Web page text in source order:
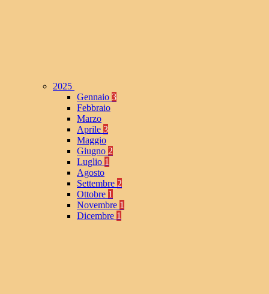
2025
Gennaio 3
Febbraio
Marzo
Aprile 3
Maggio
Giugno 2
Luglio 1
Agosto
Settembre 2
Ottobre 1
Novembre 1
Dicembre 1